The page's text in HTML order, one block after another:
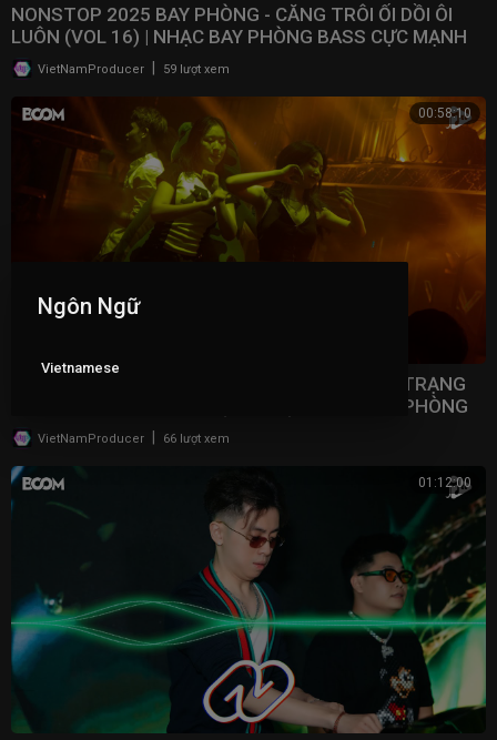
NONSTOP 2025 BAY PHÒNG - CĂNG TRÔI ỐI DỒI ÔI
LUÔN (VOL 16) | NHẠC BAY PHÒNG BASS CỰC MẠNH ​
VietNamProducer 59 lượt xem
00:58:10
NONSTOP 2025 VINAHOUSE VIỆT MIX - TÂM TRẠNG
NHẤT BẢNG XẾP HẠNG (VOL 15) | NHẠC BAY PHÒNG
2025VietNamProducer 66 lượt xem
01:12:00
Ngôn Ngữ
Vietnamese